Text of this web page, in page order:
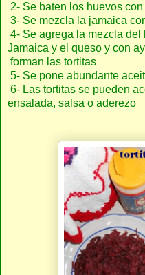
2- Se baten los huevos
3- Se mezcla la jamaica
4- Se agrega la mezcla
Jamaica y el queso y con
forman las tortitas
5- Se pone abundante
6- Las tortitas se pueden
ensalada, salsa o aderezo